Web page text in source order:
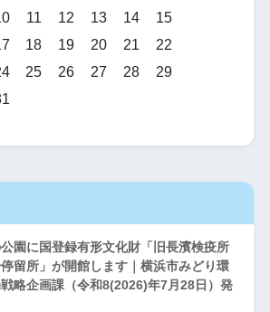
11 12 13 14
15
18 19 20 21
22
25 26 27 28
29
園に国登録有形文化財「旧長濱検疫所
留所」が開館します｜横浜市みどり環
略企画課（令和8(2026)年7月28日）発